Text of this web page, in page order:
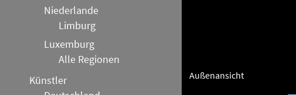
Niederlande
Limburg
Luxemburg
Alle Regionen
Künstler
Außenansicht